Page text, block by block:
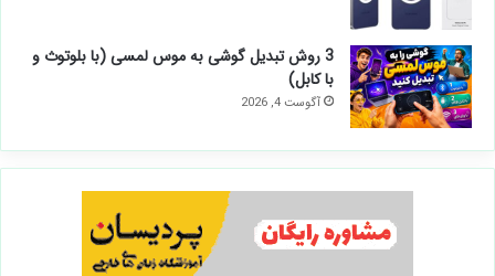
3 روش تبدیل گوشی به موس لمسی (با بلوتوث و
با کابل)
آگوست 4, 2026